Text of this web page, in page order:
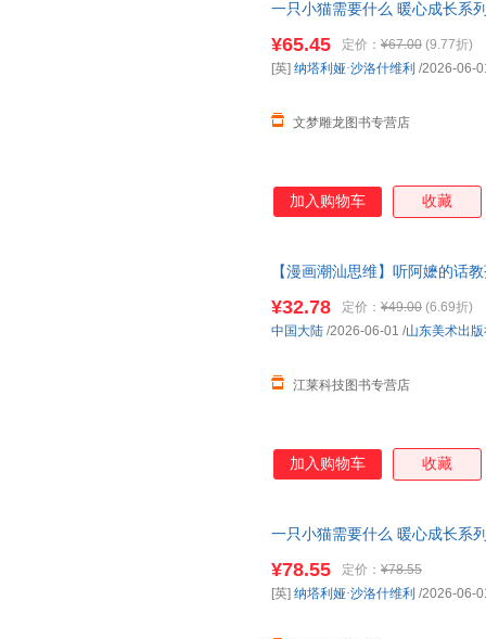
一只小猫需要什么 暖心成长系
者慎拍
¥65.45 定价： ¥67.00 (9.77折)
文梦雕龙图书专营店
[英] 纳塔利娅·沙洛什维利 /2026-06-
加入购物车 收藏
【漫画潮汕思维】听阿嬷的话
¥32.78 定价： ¥49.00 (6.69折)
江莱科技图书专营店
中国大陆 /2026-06-01 /山东美术出
加入购物车 收藏
一只小猫需要什么 暖心成长系
¥78.55 定价： ¥78.55
[英] 纳塔利娅·沙洛什维利 /2026-06-